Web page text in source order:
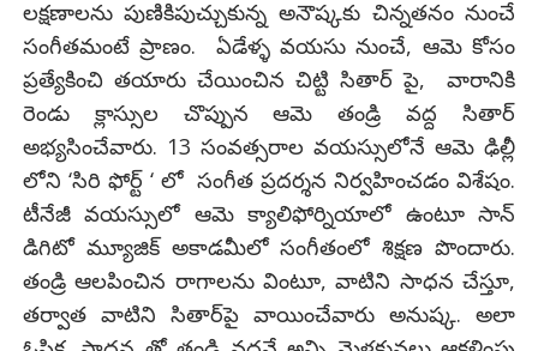
లక్షణాలను పుణికిపుచ్చుకున్న అనౌష్కకు చిన్నతనం నుంచే
సంగీతమంటే ప్రాణం. ఏడేళ్ళ వయసు నుంచే, ఆమె కోసం
ప్రత్యేకించి తయారు చేయించిన చిట్టి సితార్ పై, వారానికి
రెండు క్లాస్సుల చొప్పున ఆమె తండ్రి వద్ద సితార్
అభ్యసించేవారు. 13 సంవత్సరాల వయస్సులోనే ఆమె ఢిల్లీ
లోని ‘సిరి ఫోర్ట్ ‘ లో సంగీత ప్రదర్శన నిర్వహించడం విశేషం.
టీనేజీ వయస్సులో ఆమె క్యాలిఫోర్నియాలో ఉంటూ సాన్‌
డిగిటో మ్యూజిక్‌ అకాడమీలో సంగీతంలో శిక్షణ పొందారు.
తండ్రి ఆలపించిన రాగాలను వింటూ, వాటిని సాధన చేస్తూ,
తర్వాత వాటిని సితార్‌పై వాయించేవారు అనుష్క. అలా